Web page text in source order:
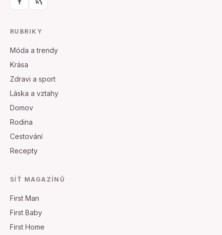
RUBRIKY
Móda a trendy
Krása
Zdravi a sport
Láska a vztahy
Domov
Rodina
Cestování
Recepty
SÍŤ MAGAZÍNŮ
First Man
First Baby
First Home